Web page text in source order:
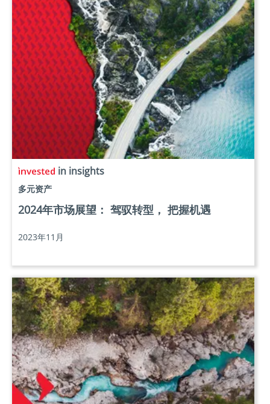
in insights
多元资产
2024年市场展望： 驾驭转型， 把握机遇
2023年11月